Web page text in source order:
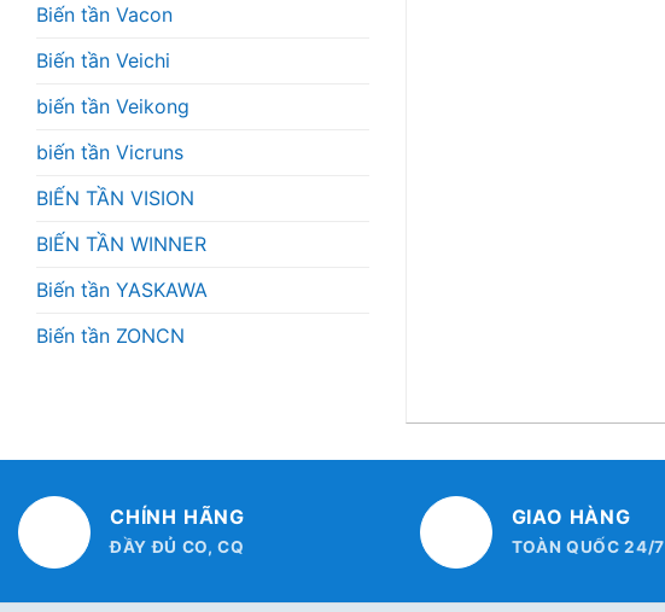
Biến tần Vacon
Biến tần Veichi
biến tần Veikong
biến tần Vicruns
BIẾN TẦN VISION
BIẾN TẦN WINNER
Biến tần YASKAWA
Biến tần ZONCN
CHÍNH HÃNG
ĐẦY ĐỦ CO, CQ
GIAO HÀNG
TOÀN QUỐC 24/7